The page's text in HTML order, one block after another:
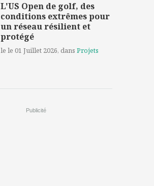
L'US Open de golf, des
conditions extrêmes pour
un réseau résilient et
protégé
le le 01 Juillet 2026, dans Projets
Publicité